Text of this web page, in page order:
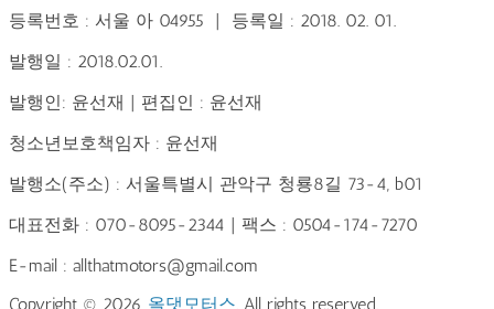
등록번호 : 서울 아 04955 | 등록일 : 2018. 02. 01.
발행일 : 2018.02.01.
발행인: 윤선재 | 편집인 : 윤선재
청소년보호책임자 : 윤선재
발행소(주소) : 서울특별시 관악구 청룡8길 73-4, b01
대표전화 : 070-8095-2344 | 팩스 : 0504-174-7270
E-mail : allthatmotors@gmail.com
Copyright © 2026 올댓모터스 . All rights reserved.